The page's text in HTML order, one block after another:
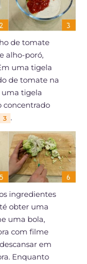
de tomate
alho-poró,
uma tigela
de tomate na
uma tigela
concentrado
3 .
ingredientes
obter uma
uma bola,
com filme
em
Enquanto